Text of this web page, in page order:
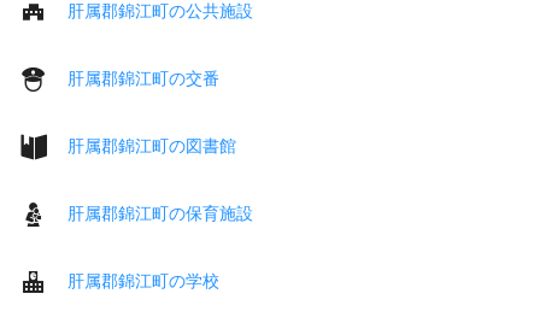
肝属郡錦江町の公共施設
肝属郡錦江町の交番
肝属郡錦江町の図書館
肝属郡錦江町の保育施設
肝属郡錦江町の学校